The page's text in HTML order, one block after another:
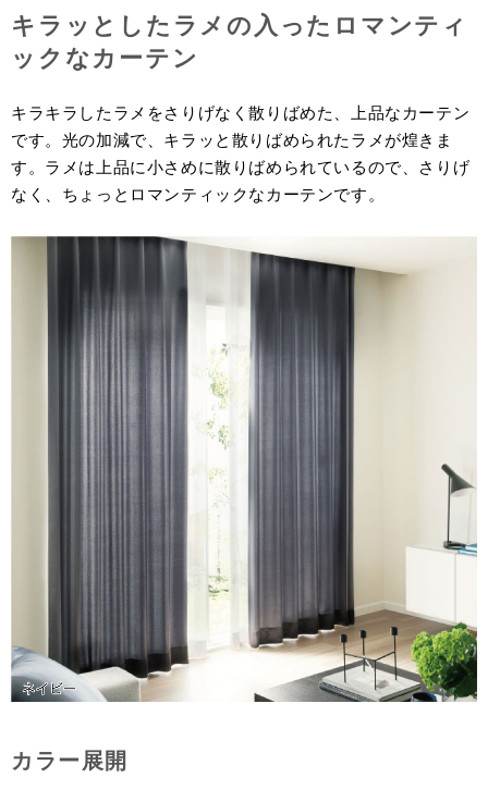
キラッとしたラメの入ったロマンティ
ックなカーテン
キラキラしたラメをさりげなく散りばめた、上品なカーテン
です。光の加減で、キラッと散りばめられたラメが煌きま
す。ラメは上品に小さめに散りばめられているので、さりげ
なく、ちょっとロマンティックなカーテンです。
カラー展開